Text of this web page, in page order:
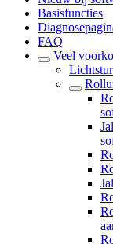
Basisfuncties
FAQ
Veel